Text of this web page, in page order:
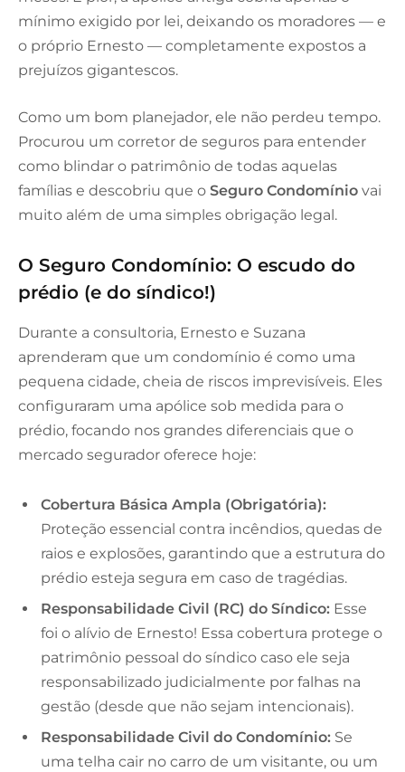
mínimo exigido por lei, deixando os moradores — e
o próprio Ernesto — completamente expostos a
prejuízos gigantescos.
Como um bom planejador, ele não perdeu tempo.
Procurou um corretor de seguros para entender
como blindar o patrimônio de todas aquelas
famílias e descobriu que o Seguro Condomínio vai
muito além de uma simples obrigação legal.
O Seguro Condomínio: O escudo do
prédio (e do síndico!)
Durante a consultoria, Ernesto e Suzana
aprenderam que um condomínio é como uma
pequena cidade, cheia de riscos imprevisíveis. Eles
configuraram uma apólice sob medida para o
prédio, focando nos grandes diferenciais que o
mercado segurador oferece hoje:
Cobertura Básica Ampla (Obrigatória):
Proteção essencial contra incêndios, quedas de
raios e explosões, garantindo que a estrutura do
prédio esteja segura em caso de tragédias.
Responsabilidade Civil (RC) do Síndico: Esse
foi o alívio de Ernesto! Essa cobertura protege o
patrimônio pessoal do síndico caso ele seja
responsabilizado judicialmente por falhas na
gestão (desde que não sejam intencionais).
Responsabilidade Civil do Condomínio: Se
uma telha cair no carro de um visitante, ou um